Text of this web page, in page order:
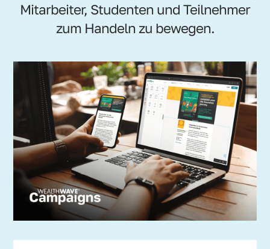
Mitarbeiter, Studenten und Teilnehmer
zum Handeln zu bewegen.